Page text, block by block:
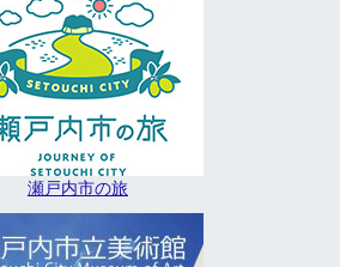
瀬戸内市の旅